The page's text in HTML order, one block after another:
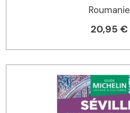
Roumanie
20,95 €